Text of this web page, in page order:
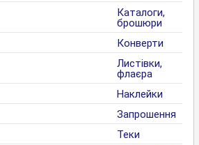
Каталоги,
брошюри
Конверти
Листівки,
флаєра
Наклейки
Запрошення
Теки